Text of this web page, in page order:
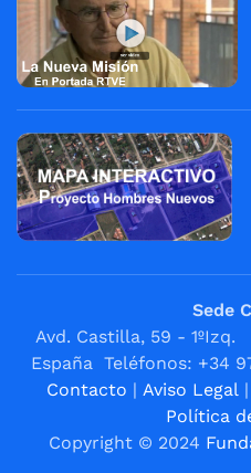
Sede
Avd. Castilla, 59 -
España Teléfonos: +34
Contacto | Aviso Legal |
Política
Copyright © 2024